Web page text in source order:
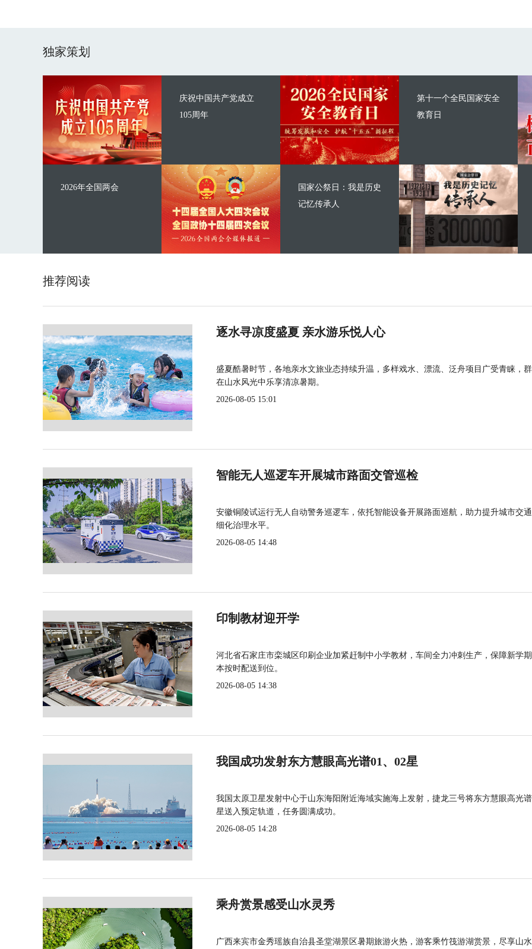
独家策划
庆祝中国共产党成立
105周年
2026年全国两会
第十一个全民国家安全
教育日
国家公祭日：我是历史
记忆传承人
推荐阅读
逐水寻凉度盛夏 亲水游乐悦人心
盛夏酷暑时节，各地亲水文旅业态持续升温，多样戏水、漂流、泛舟项目广受青睐，
在山水风光中乐享清凉暑期。
2026-08-05 15:01
智能无人巡逻车开展城市路面交管巡检
安徽铜陵试运行无人自动警务巡逻车，依托智能设备开展路面巡航，助力提升城市交
细化治理水平。
2026-08-05 14:48
印制教材迎开学
河北省石家庄市栾城区印刷企业加紧赶制中小学教材，车间全力冲刺生产，保障新学
本按时配送到位。
2026-08-05 14:38
我国成功发射东方慧眼高光谱01、02星
我国太原卫星发射中心于山东海阳附近海域实施海上发射，捷龙三号将东方慧眼高光
星送入预定轨道，任务圆满成功。
2026-08-05 14:28
乘舟赏景感受山水灵秀
广西来宾市金秀瑶族自治县圣堂湖景区暑期旅游火热，游客乘竹筏游湖赏景，尽享山